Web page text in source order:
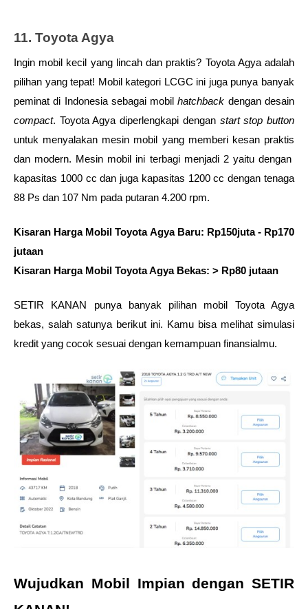
11. Toyota Agya
Ingin mobil kecil yang lincah dan praktis? Toyota Agya adalah
pilihan yang tepat! Mobil kategori LCGC ini juga punya banyak
peminat di Indonesia sebagai mobil hatchback
compact. Toyota Agya diperlengkapi dengan start stop button
untuk menyalakan mesin mobil yang memberi kesan praktis
dan modern. Mesin mobil ini terbagi menjadi 2 yaitu dengan
kapasitas 1000 cc dan juga kapasitas 1200 cc dengan tenaga
88 Ps dan 107 Nm pada putaran 4.200 rpm.
Kisaran Harga Mobil Toyota Agya Baru: Rp150juta - Rp170
jutaan
Kisaran Harga Mobil Toyota Agya Bekas: > Rp80 jutaan
SETIR KANAN punya banyak pilihan mobil Toyota Agya
bekas, salah satunya berikut ini. Kamu bisa melihat simulasi
kredit yang cocok sesuai dengan kemampuan finansialmu.
Wujudkan Mobil Impian dengan SETIR